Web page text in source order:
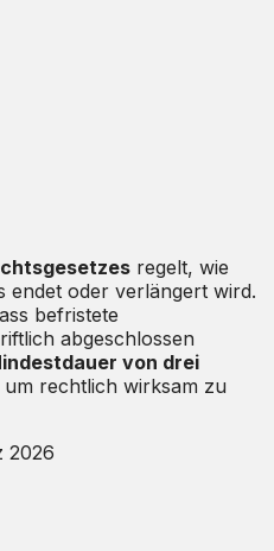
regelt, wie
endet oder verlängert wird.
befristete
abgeschlossen
von drei
rechtlich wirksam zu
2026